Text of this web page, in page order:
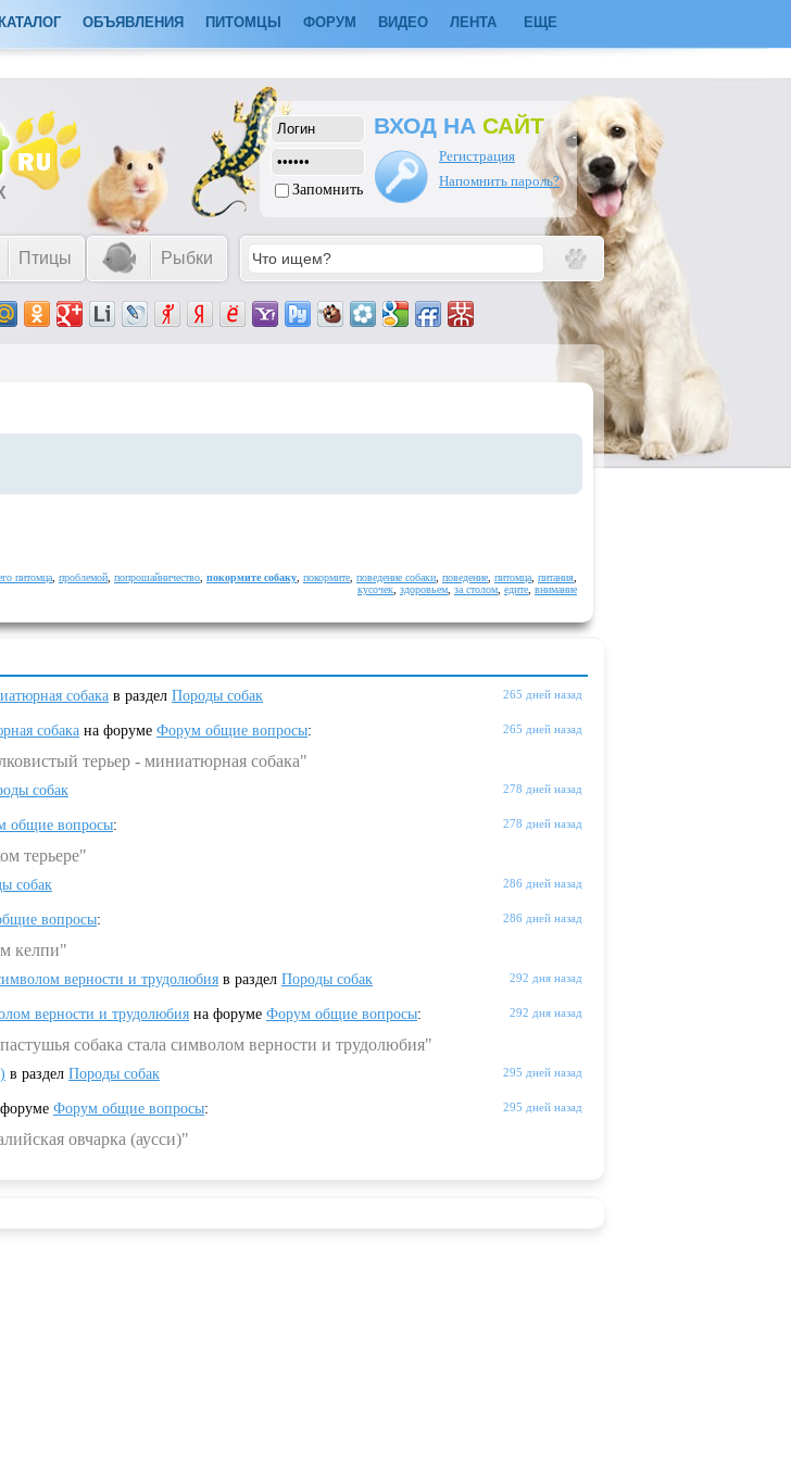
КАТАЛОГ ОБЪЯВЛЕНИЯ ПИТОМЦЫ ФОРУМ ВИДЕО ЛЕНТА ЕЩЕ
Запомнить
ВХОД НА САЙТ
Регистрация
Напомнить пароль?
Птицы Рыбки
питомца проблемой попрошайничество покормите собаку покормите поведение собаки поведение питомца питания
кусочек здоровьем за столом едите внимание
265 дней назад
собака в раздел Породы собак
265 дней назад
собака на форуме Форум общие вопросы:
терьер - миниатюрная собака"
278 дней назад
собак
278 дней назад
общие вопросы:
терьере"
286 дней назад
собак
286 дней назад
вопросы:
келпи"
292 дня назад
верности и трудолюбия в раздел Породы собак
292 дня назад
верности и трудолюбия на форуме Форум общие вопросы:
собака стала символом верности и трудолюбия"
295 дней назад
в раздел Породы собак
295 дней назад
Форум общие вопросы:
овчарка (аусси)"